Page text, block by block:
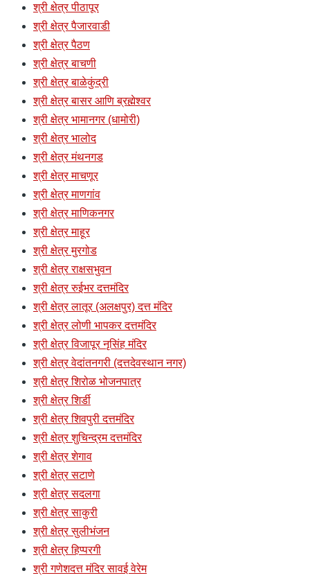
श्री क्षेत्र पीठापूर
श्री क्षेत्र पैजारवाडी
श्री क्षेत्र पैठण
श्री क्षेत्र बाचणी
श्री क्षेत्र बाळेकुंद्री
श्री क्षेत्र बासर आणि ब्रह्मेश्वर
श्री क्षेत्र भामानगर (धामोरी)
श्री क्षेत्र भालोद
श्री क्षेत्र मंथनगड
श्री क्षेत्र माचणूर
श्री क्षेत्र माणगांव
श्री क्षेत्र माणिकनगर
श्री क्षेत्र माहूर
श्री क्षेत्र मुरगोड
श्री क्षेत्र राक्षसभुवन
श्री क्षेत्र रुईभर दत्तमंदिर
श्री क्षेत्र लातूर (अलक्षपुर) दत्त मंदिर
श्री क्षेत्र लोणी भापकर दत्तमंदिर
श्री क्षेत्र विजापूर नृसिंह मंदिर
श्री क्षेत्र वेदांतनगरी (दत्तदेवस्थान नगर)
श्री क्षेत्र शिरोळ भोजनपात्र
श्री क्षेत्र शिर्डी
श्री क्षेत्र शिवपुरी दत्तमंदिर
श्री क्षेत्र शुचिन्द्रम दत्तमंदिर
श्री क्षेत्र शेगाव
श्री क्षेत्र सटाणे
श्री क्षेत्र सदलगा
श्री क्षेत्र साकुरी
श्री क्षेत्र सुलीभंजन
श्री क्षेत्र हिप्परगी
श्री गणेशदत्त मंदिर सावई वेरेम